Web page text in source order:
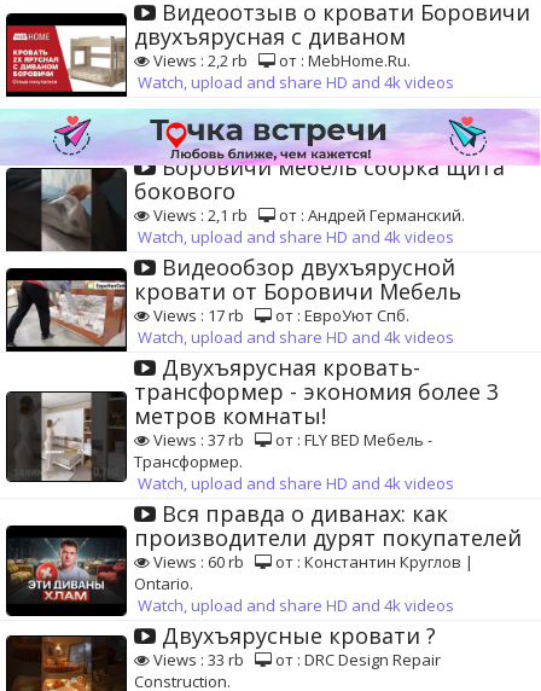
Видеоотзыв о кровати Боровичи
двухъярусная с диваном
Views : 2,2 rb
от : MebHome.Ru.
Watch, upload and share HD and 4k videos
Боровичи мебель сборка щита
бокового
Views : 2,1 rb
от : Андрей Германский.
Watch, upload and share HD and 4k videos
Видеообзор двухъярусной
кровати от Боровичи Мебель
Views : 17 rb
от : ЕвроУют Спб.
Watch, upload and share HD and 4k videos
Двухъярусная кровать-
трансформер - экономия более 3
метров комнаты!
Views : 37 rb
от : FLY BED Мебель -
Трансформер.
Watch, upload and share HD and 4k videos
Вся правда о диванах: как
производители дурят покупателей
Views : 60 rb
от : Константин Круглов |
Ontario.
Watch, upload and share HD and 4k videos
Двухъярусные кровати ?️
Views : 33 rb
от : DRC Design Repair
Construction.